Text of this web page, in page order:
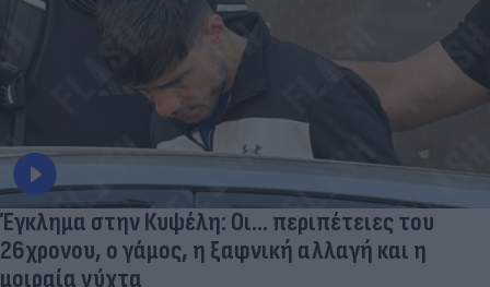
Έγκλημα στην Κυψέλη: Οι... περιπέτειες του
26χρονου, ο γάμος, η ξαφνική αλλαγή και η
μοιραία νύχτα